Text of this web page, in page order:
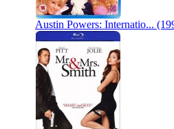
Austin Powers: Internatio...